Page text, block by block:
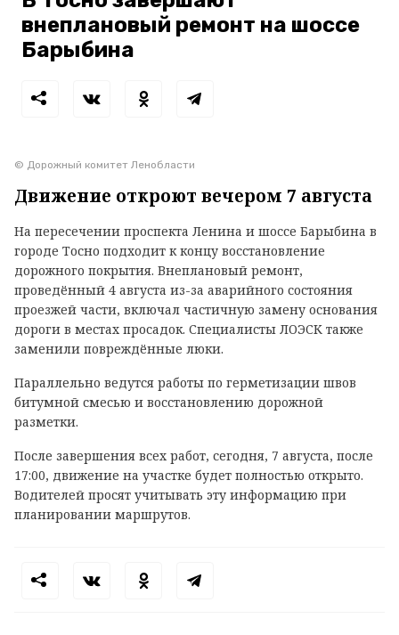
внеплановый ремонт на шоссе
Барыбина
© Дорожный комитет Ленобласти
Движение откроют вечером 7 августа
На пересечении проспекта Ленина и шоссе Барыбина в
городе Тосно подходит к концу восстановление
дорожного покрытия. Внеплановый ремонт,
проведённый 4 августа из-за аварийного состояния
проезжей части, включал частичную замену основания
дороги в местах просадок. Специалисты ЛОЭСК также
заменили повреждённые люки.
Параллельно ведутся работы по герметизации швов
битумной смесью и восстановлению дорожной
разметки.
После завершения всех работ, сегодня, 7 августа, после
17:00, движение на участке будет полностью открыто.
Водителей просят учитывать эту информацию при
планировании маршрутов.